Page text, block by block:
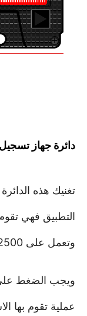
دائرة جهاز
تغنيك هذه
التطبيق فهي
وتعمل على ISD 2500،
عملية تقوم بها